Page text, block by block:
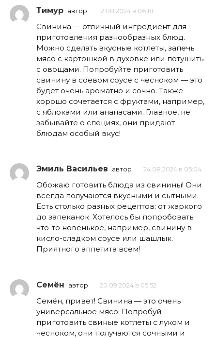
Тимур автор 12.08.2024 в 06:18
Свинина — отличный ингредиент для
приготовления разнообразных блюд.
Можно сделать вкусные котлеты, запечь
мясо с картошкой в духовке или потушить
с овощами. Попробуйте приготовить
свинину в соевом соусе с чесноком — это
будет очень ароматно и сочно. Также
хорошо сочетается с фруктами, например,
с яблоками или ананасами. Главное, не
забывайте о специях, они придают
блюдам особый вкус!
Эмиль Васильев автор 24.08.2024 в 05:04
Обожаю готовить блюда из свинины! Они
всегда получаются вкусными и сытными.
Есть столько разных рецептов: от жаркого
до запеканок. Хотелось бы попробовать
что-то новенькое, например, свинину в
кисло-сладком соусе или шашлык.
Приятного аппетита всем!
Семён автор 20.09.2024 в 05:52
Семён, привет! Свинина — это очень
универсальное мясо. Попробуй
приготовить свиные котлеты с луком и
чесноком, они получаются сочными и